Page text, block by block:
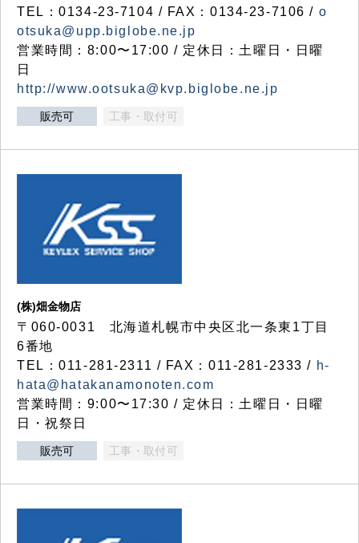
TEL：0134-23-7104 / FAX：0134-23-7106 / o
otsuka@upp.biglobe.ne.jp
営業時間：8:00〜17:00 / 定休日：土曜日・日曜
日
http://www.ootsuka@kvp.biglobe.ne.jp
販売可 工事・取付可
(株)畑金物店
〒060-0031 北海道札幌市中央区北一条東1丁目
6番地
TEL：011-281-2311 / FAX：011-281-2333 / h-
hata@hatakanamonoten.com
営業時間：9:00〜17:30 / 定休日：土曜日・日曜
日・祝祭日
販売可 工事・取付可